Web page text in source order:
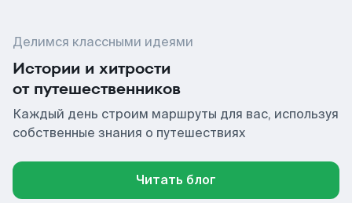
Делимся классными идеями
Истории и хитрости
от путешественников
Каждый день строим маршруты для вас, используя
собственные знания о путешествиях
Читать блог